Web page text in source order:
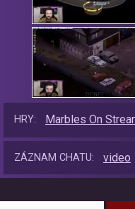
HRY: Marbles On
ZÁZNAM CHATU: video